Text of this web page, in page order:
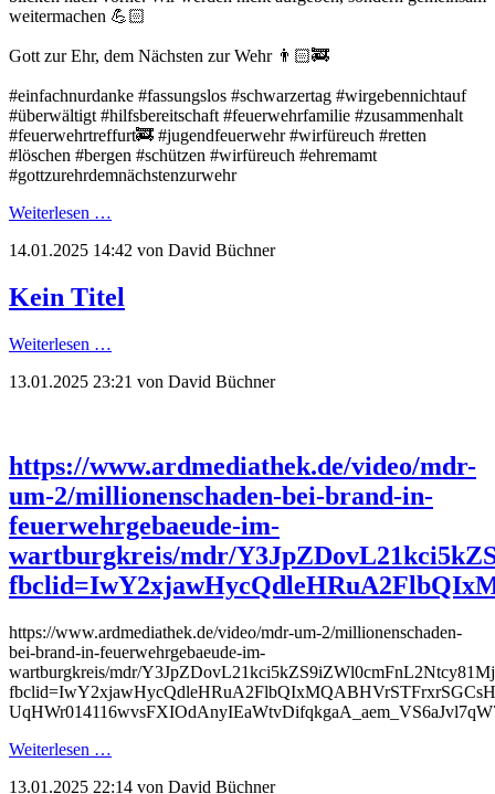
weitermachen 💪🏻
Gott zur Ehr, dem Nächsten zur Wehr 👨🏻‍🚒
#einfachnurdanke #fassungslos #schwarzertag #wirgebennichtauf
#überwältigt #hilfsbereitschaft #feuerwehrfamilie #zusammenhalt
#feuerwehrtreffurt🚒 #jugendfeuerwehr #wirfüreuch #retten
#löschen #bergen #schützen #wirfüreuch #ehremamt
#gottzurehrdemnächstenzurwehr
Weiterlesen …
14.01.2025 14:42 von David Büchner
Kein Titel
Weiterlesen …
13.01.2025 23:21 von David Büchner
https://www.ardmediathek.de/video/mdr-
um-2/millionenschaden-bei-brand-in-
feuerwehrgebaeude-im-
wartburgkreis/mdr/
https://www.ardmediathek.de/video/mdr-um-2/millionenschaden-
bei-brand-in-feuerwehrgebaeude-im-
wartburgkreis/mdr/
Weiterlesen …
13.01.2025 22:14 von David Büchner